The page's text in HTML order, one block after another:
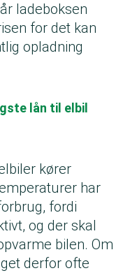
ladeboksen
for det kan
opladning
lån til elbil
kører
har
fordi
og der skal
bilen. Om
derfor ofte